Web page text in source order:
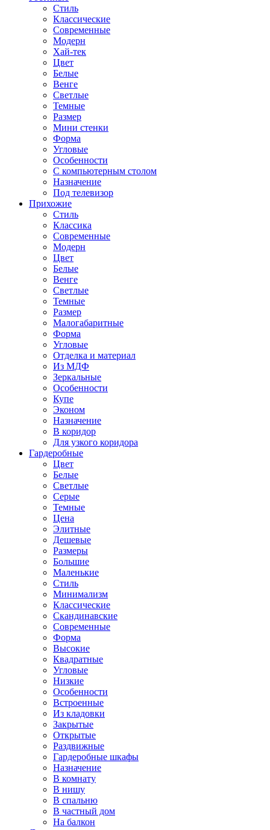
Стиль
Классические
Современные
Модерн
Хай-тек
Цвет
Белые
Венге
Светлые
Темные
Размер
Мини стенки
Форма
Угловые
Особенности
С компьютерным столом
Назначение
Под телевизор
Прихожие
Стиль
Классика
Современные
Модерн
Цвет
Белые
Венге
Светлые
Темные
Размер
Малогабаритные
Форма
Угловые
Отделка и материал
Из МДФ
Зеркальные
Особенности
Купе
Эконом
Назначение
В коридор
Для узкого коридора
Гардеробные
Цвет
Белые
Светлые
Серые
Темные
Цена
Элитные
Дешевые
Размеры
Большие
Маленькие
Стиль
Минимализм
Классические
Скандинавские
Современные
Форма
Высокие
Квадратные
Угловые
Низкие
Особенности
Встроенные
Из кладовки
Закрытые
Открытые
Раздвижные
Гардеробные шкафы
Назначение
В комнату
В нишу
В спальню
В частный дом
На балкон